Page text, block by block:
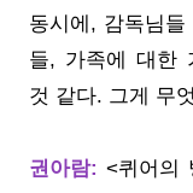
동시에, 감독님
들, 가족에 대한
것 같다. 그게 무
권아람: <퀴어의